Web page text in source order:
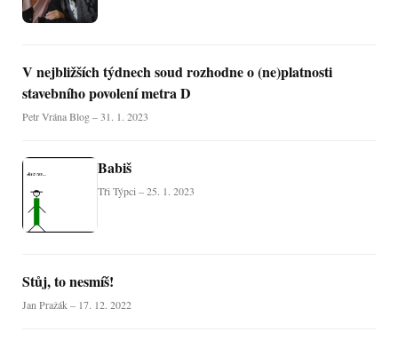
V nejbližších týdnech soud rozhodne o (ne)platnosti
stavebního povolení metra D
Petr Vrána Blog – 31. 1. 2023
Babiš
Tři Týpci – 25. 1. 2023
Stůj, to nesmíš!
Jan Pražák – 17. 12. 2022